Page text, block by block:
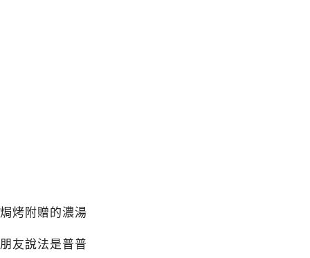
焗烤附贈的濃湯
朋友說法是普普